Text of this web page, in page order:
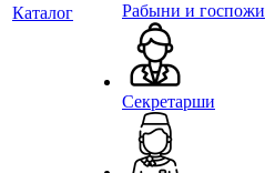
Каталог Рабыни и госпожи
Секретарши